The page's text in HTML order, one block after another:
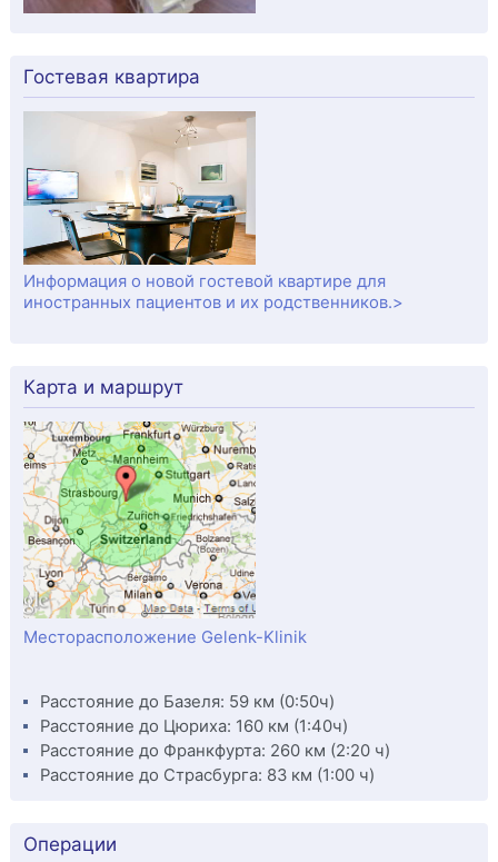
Гостевая квартира
Информация о новой гостевой квартире для
иностранных пациентов и их родственников.>
Карта и маршрут
Месторасположение Gelenk-Klinik
Расстояние до Базеля: 59 км (0:50ч)
Расстояние до Цюриха: 160 км (1:40ч)
Расстояние до Франкфурта: 260 км (2:20 ч)
Расстояние до Страсбурга: 83 км (1:00 ч)
Операции